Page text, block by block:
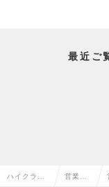
最近ご
ハイクラス 営業系